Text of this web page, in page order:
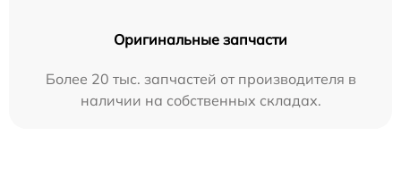
Оригинальные запчасти
Более 20 тыс. запчастей от производителя в
наличии на собственных складах.